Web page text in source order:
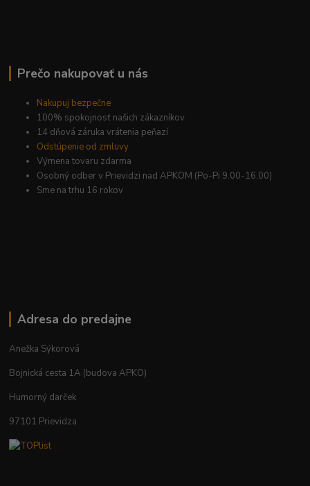
Prečo nakupovať u nás
Nakupuj bezpečne
100% spokojnosť našich zákazníkov
14 dňová záruka vrátenia peňazí
Odstúpenie od zmluvy
Výmena tovaru zdarma
Osobný odber v Prievidzi nad APKOM (Po-Pi 9.00-16.00)
Sme na trhu 16 rokov
Adresa do predajne
Anežka Sýkorová
Bojnická cesta 1A (budova APKO)
Humorný darček
97101 Prievidza